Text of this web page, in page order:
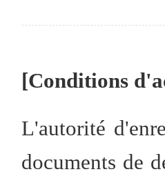
[Conditions
L'autorité
documents de